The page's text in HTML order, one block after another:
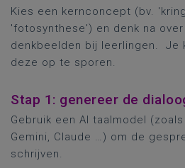
Kies een kernconcept (bv.
'fotosynthese') en denk na
denkbeelden bij leerlingen. Je
deze op te sporen.
Stap 1: genereer de
Gebruik een AI taalmodel (zoals
Gemini, Claude …) om de
schrijven.